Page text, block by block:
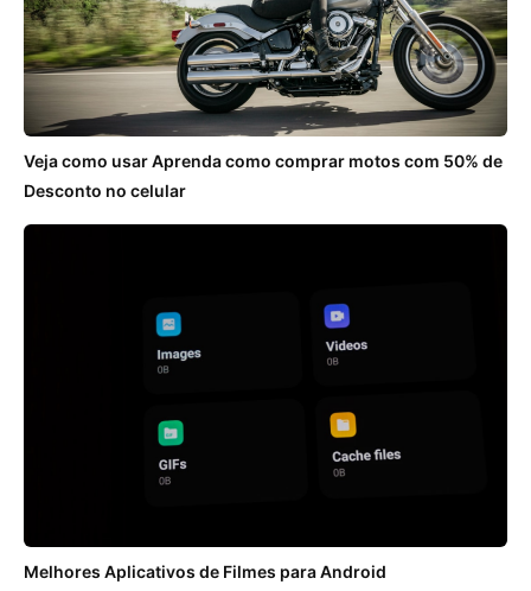
Veja como usar Aprenda como comprar motos com 50% de
Desconto no celular
Melhores Aplicativos de Filmes para Android